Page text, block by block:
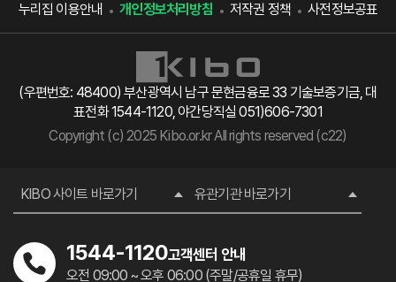
누리집 이용안내 개인정보처리방침 저작권 정책 사전정보공표
(우편번호: 48400) 부산광역시 남구 문현금융로 33 기술보증기금, 대
표전화 1544-1120, 야간당직실 051)606-7301
Copyright (c) 2025 Kibo.or.kr All rights reserved (c22)
KIBO 사이트 바로가기 유관기관 바로가기
1544-1120고객센터 안내
오전 09:00 ~ 오후 06:00 (주말/공휴일 휴무)